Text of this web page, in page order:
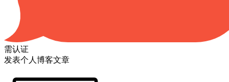
需认证
发表个人博客文章